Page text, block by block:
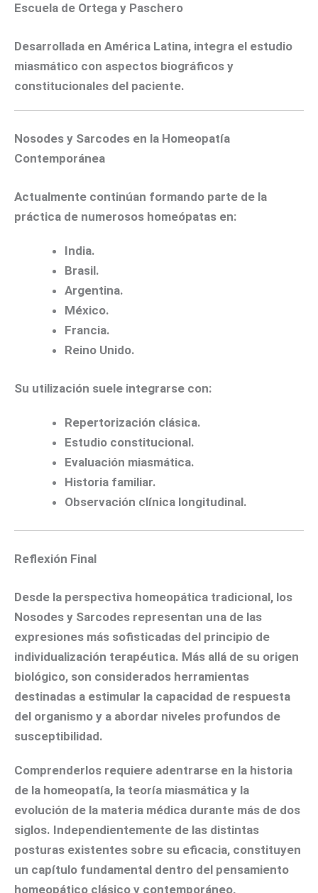
Escuela de Ortega y Paschero
Desarrollada en América Latina, integra el estudio
miasmático con aspectos biográficos y
constitucionales del paciente.
Nosodes y Sarcodes en la Homeopatía
Contemporánea
Actualmente continúan formando parte de la
práctica de numerosos homeópatas en:
India.
Brasil.
Argentina.
México.
Francia.
Reino Unido.
Su utilización suele integrarse con:
Repertorización clásica.
Estudio constitucional.
Evaluación miasmática.
Historia familiar.
Observación clínica longitudinal.
Reflexión Final
Desde la perspectiva homeopática tradicional, los
Nosodes y Sarcodes representan una de las
expresiones más sofisticadas del principio de
individualización terapéutica. Más allá de su origen
biológico, son considerados herramientas
destinadas a estimular la capacidad de respuesta
del organismo y a abordar niveles profundos de
susceptibilidad.
Comprenderlos requiere adentrarse en la historia
de la homeopatía, la teoría miasmática y la
evolución de la materia médica durante más de dos
siglos. Independientemente de las distintas
posturas existentes sobre su eficacia, constituyen
un capítulo fundamental dentro del pensamiento
homeopático clásico y contemporáneo,